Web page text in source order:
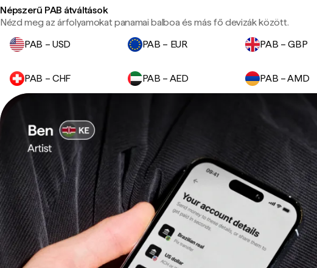
Népszerű PAB átváltások
Nézd meg az árfolyamokat panamai balboa és más fő devizák között.
PAB – USD
PAB – EUR PAB – GBP
PAB – CHF PAB – AED PAB – AMD